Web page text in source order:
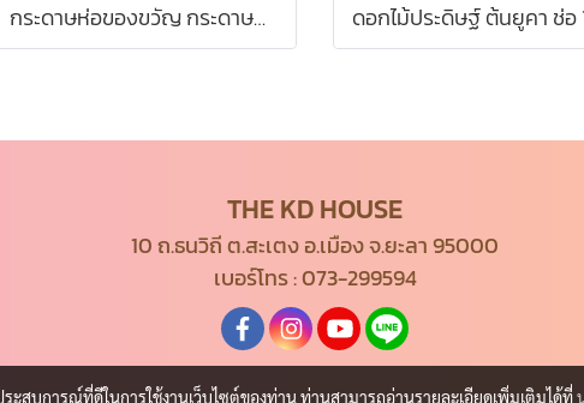
กระดาษห่อของขวัญ กระดาษห่อช่อดอกไม้ ขนาด 38*50 ซม.
THE KD HOUSE
10 ถ.ธนวิถี ต.สะเตง อ.เมือง จ.ยะลา 95000
เบอร์โทร :073-299594
สบการณ์ที่ดีในการใช้งานเว็บไซต์ของท่าน ท่านสามารถอ่านรายละเอียดเพิ่มเติมได้ที่